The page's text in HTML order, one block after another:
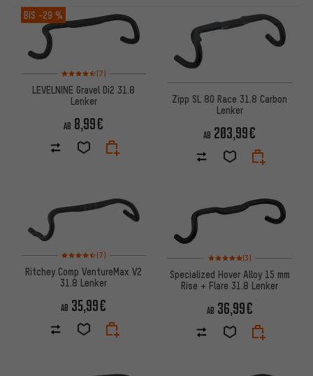
ARTIKEL
BIS -29 %
Bewertungen: 4,5 von 5 basierend auf 7 Bewertungen
(7)
LEVELNINE Gravel Di2 31.8
Lenker
AB 8,99€
Zipp SL 80 Race 31.8 Carbon
Lenker
AB 203,99€
Bewertungen: 4,5 von 5 basierend auf 7 Bewertungen
(7)
Ritchey Comp VentureMax V2
31.8 Lenker
AB 35,99€
Bewertungen: 5 von 5
(3)
Specialized Hover Alloy 15 mm
Rise + Flare 31.8 Lenker
AB 36,99€